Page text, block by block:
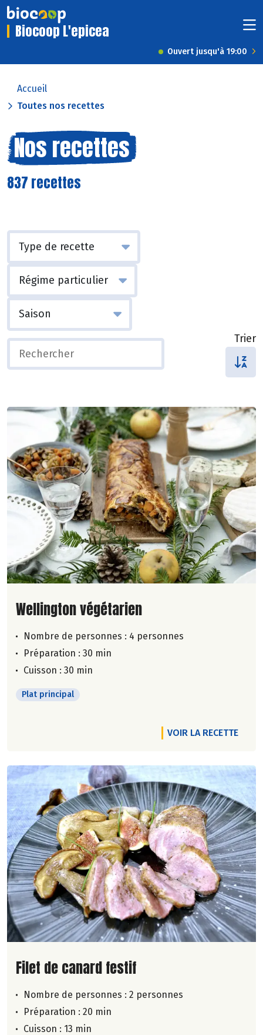
Biocoop L'epicea
Ouvert jusqu'à 19:00
Accueil
Toutes nos recettes
Nos recettes
837 recettes
Trier
Lire la suite de la recette
Wellington végétarien
Nombre de personnes : 4 personnes
Préparation : 30 min
Cuisson : 30 min
Plat principal
VOIR LA RECETTE
Lire la suite de la recette
Filet de canard festif
Nombre de personnes : 2 personnes
Préparation : 20 min
Cuisson : 13 min